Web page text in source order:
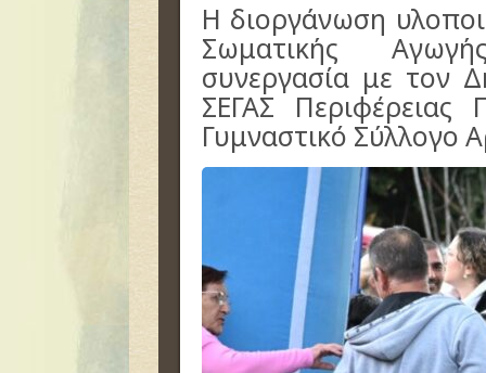
Η διοργάνωση
Σωματικής
συνεργασία με τον
ΣΕΓΑΣ Περιφέρειας
Γυμναστικό Σύλλογο